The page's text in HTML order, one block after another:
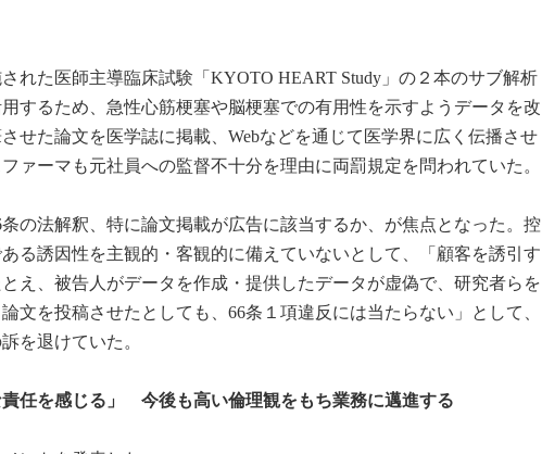
れた医師主導臨床試験「KYOTO HEART Study」の２本のサブ解析
するため、急性心筋梗塞や脳梗塞での有用性を示すようデータを改
せた論文を医学誌に掲載、Webなどを通じて医学界に広く伝播させ
ァーマも元社員への監督不十分を理由に両罰規定を問われていた。
の法解釈、特に論文掲載が広告に該当するか、が焦点となった。控
る誘因性を主観的・客観的に備えていないとして、「顧客を誘引す
え、被告人がデータを作成・提供したデータが虚偽で、研究者らを
文を投稿させたとしても、66条１項違反には当たらない」として、
を退けていた。
任を感じる 」 今後も高い倫理観をもち業務に邁進する